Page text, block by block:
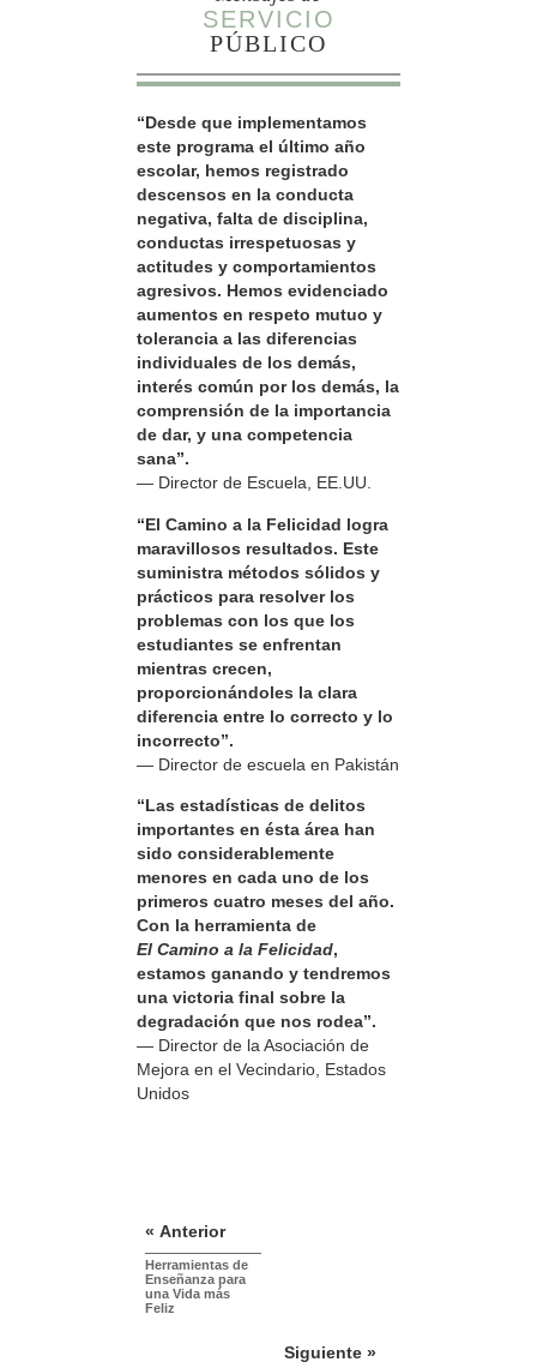
SERVICIO
PÚBLICO
“Desde que implementamos
este programa el último año
escolar, hemos registrado
descensos en la conducta
negativa, falta de disciplina,
conductas irrespetuosas y
actitudes y comportamientos
agresivos. Hemos evidenciado
aumentos en respeto mutuo y
tolerancia a las diferencias
individuales de los demás,
interés común por los demás, la
comprensión de la importancia
de dar, y una competencia
sana”.
— Director de Escuela, EE.UU.
“El Camino a la Felicidad logra
maravillosos resultados. Este
suministra métodos sólidos y
prácticos para resolver los
problemas con los que los
estudiantes se enfrentan
mientras crecen,
proporcionándoles la clara
diferencia entre lo correcto y lo
incorrecto”.
— Director de escuela en Pakistán
“Las estadísticas de delitos
importantes en ésta área han
sido considerablemente
menores en cada uno de los
primeros cuatro meses del año.
Con la herramienta de
El Camino a la Felicidad,
estamos ganando y tendremos
una victoria final sobre la
degradación que nos rodea”.
— Director de la Asociación de
Mejora en el Vecindario, Estados
Unidos
« Anterior
Herramientas de
Enseñanza para
una Vida más
Feliz
Siguiente »